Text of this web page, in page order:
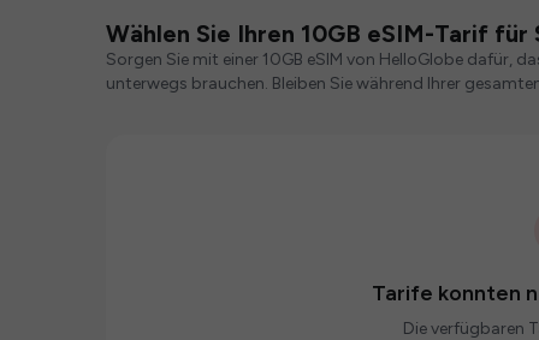
Wählen Sie Ihren 10GB eSIM-Tarif für
Sorgen Sie mit einer 10GB eSIM von HelloGlobe dafür,
unterwegs brauchen. Bleiben Sie während Ihrer
Tarife konnten
Die verfügbaren